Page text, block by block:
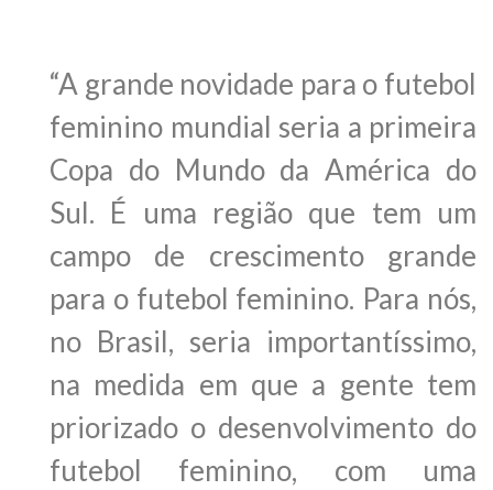
“A grande novidade para o futebol
feminino mundial seria a primeira
Copa do Mundo da América do
Sul. É uma região que tem um
campo de crescimento grande
para o futebol feminino. Para nós,
no Brasil, seria importantíssimo,
na medida em que a gente tem
priorizado o desenvolvimento do
futebol feminino, com uma